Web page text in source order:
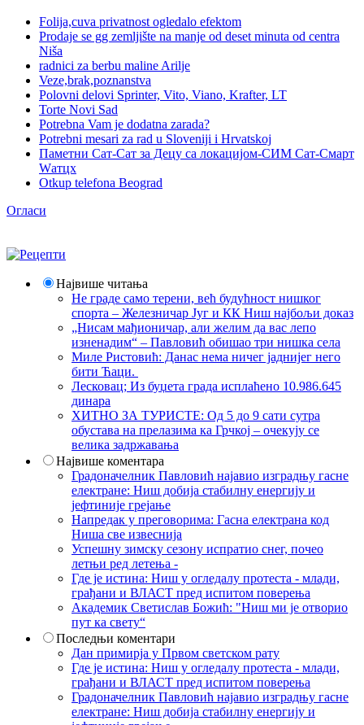
Folija,cuva privatnost ogledalo efektom
Prodaje se gg zemljište na manje od deset minuta od centra
Niša
radnici za berbu maline Arilje
Veze,brak,poznanstva
Polovni delovi Sprinter, Vito, Viano, Krafter, LT
Torte Novi Sad
Potrebna Vam je dodatna zarada?
Potrebni mesari za rad u Sloveniji i Hrvatskoj
Паметни Сат-Сат за Децу са локацијом-СИМ Сат-Смарт
Wатцх
Otkup telefona Beograd
Огласи
Највише читања
Не граде само терени, већ будућност нишког
спорта – Железничар Југ и КК Ниш најбољи доказ
„Нисам мађионичар, али желим да вас лепо
изненадим“ – Павловић обишао три нишка села
Миле Ристовић: Данас нема ничег јаднијег него
бити Ћаци.
Лесковац; Из буџета града исплаћено 10.986.645
динара
ХИТНО ЗА ТУРИСТЕ: Од 5 до 9 сати сутра
обустава на прелазима ка Грчкој – очекују се
велика задржавања
Највише коментара
Градоначелник Павловић најавио изградњу гасне
електране: Ниш добија стабилну енергију и
јефтиније грејање
Напредак у преговорима: Гасна електрана код
Ниша све извеснија
Успешну зимску сезону испратио снег, почео
летњи ред летења -
Где је истина: Ниш у огледалу протеста - млади,
грађани и ВЛАСТ пред испитом поверења
Академик Светислав Божић: "Ниш ми је отворио
пут ка свету“
Последњи коментари
Дан примирја у Првом светском рату
Где је истина: Ниш у огледалу протеста - млади,
грађани и ВЛАСТ пред испитом поверења
Градоначелник Павловић најавио изградњу гасне
електране: Ниш добија стабилну енергију и